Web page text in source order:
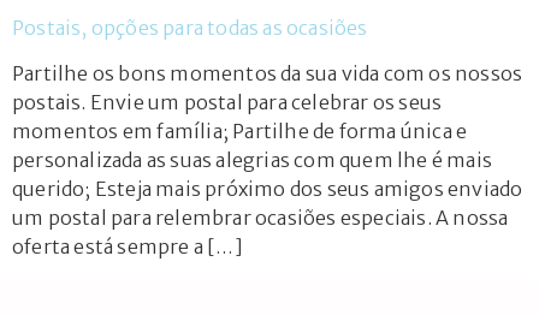
Postais, opções para todas as ocasiões
Partilhe os bons momentos da sua vida com os nossos
postais. Envie um postal para celebrar os seus
momentos em família; Partilhe de forma única e
personalizada as suas alegrias com quem lhe é mais
querido; Esteja mais próximo dos seus amigos enviado
um postal para relembrar ocasiões especiais. A nossa
oferta está sempre a […]